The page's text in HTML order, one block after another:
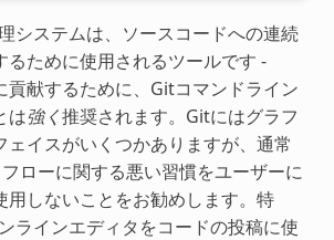
システムは、ソースコードへの連続
るために使用されるツールです -
献するために、Gitコマンドライン
は強く推奨されます。Gitにはグラフ
ェイスがいくつかありますが、通常
ローに関する悪い習慣をユーザーに
用しないことをお勧めします。特
ラインエディタをコードの投稿に使